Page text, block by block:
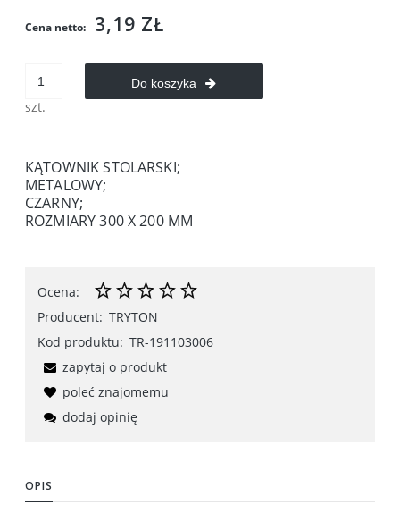
Cena netto: 3,19 ZŁ
szt.
Do koszyka
KĄTOWNIK STOLARSKI;
METALOWY;
CZARNY;
ROZMIARY 300 X 200 MM
Ocena:
Producent: TRYTON
Kod produktu: TR-191103006
zapytaj o produkt
poleć znajomemu
dodaj opinię
OPIS